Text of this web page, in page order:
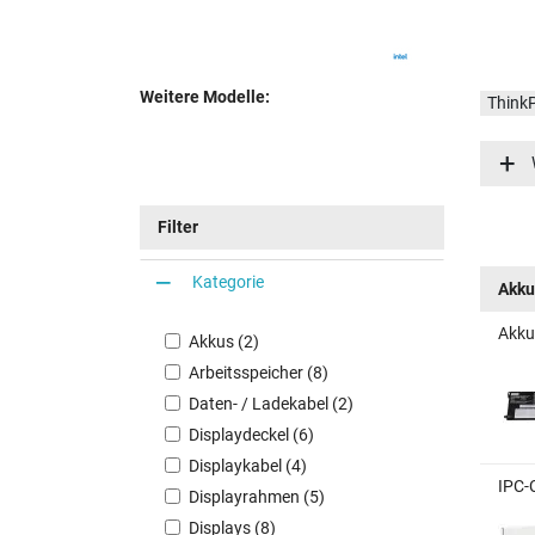
Weitere Modelle:
Filter
Kategorie
Akkus (2)
Arbeitsspeicher (8)
Daten- / Ladekabel (2)
Displaydeckel (6)
Displaykabel (4)
Displayrahmen (5)
Displays (8)